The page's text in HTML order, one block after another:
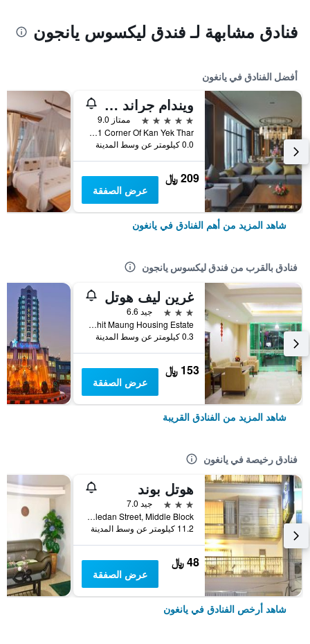
فنادق مشابهة لـ فندق ليكسوس يانجون
أفضل الفنادق في يانغون
ويندام جراند يانجون هوتل
5 نجوم
ممتاز 9.0
No 11 Corner Of Kan Yek Thar, يانغون, ميانمار (بورما)
0.0 كيلومتر عن وسط المدينة
209 ﷼
عرض الصفقة
شاهد المزيد من أهم الفنادق في يانغون
فنادق بالقرب من فندق ليكسوس يانجون
غرين ليف هوتل
3 نجوم
جيد 6.6
No. 27, U Chit Maung Housing Estate, يانغون, ميانمار (بورما)
0.3 كيلومتر عن وسط المدينة
153 ﷼
عرض الصفقة
شاهد المزيد من الفنادق القريبة
فنادق رخيصة في يانغون
هوتل بوند
3 نجوم
جيد 7.0
No. 49 Hledan Street, Middle Block, يانغون, ميانمار (بورما)
11.2 كيلومتر عن وسط المدينة
48 ﷼
عرض الصفقة
شاهد أرخص الفنادق في يانغون